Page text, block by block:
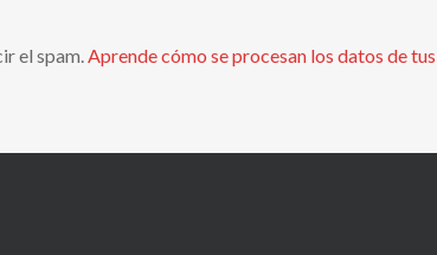
el spam.Aprende cómo se procesan los datos de